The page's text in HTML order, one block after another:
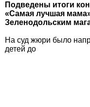
Подведены итоги
«Самая лучшая
Зеленодольским
На суд жюри было
детей до